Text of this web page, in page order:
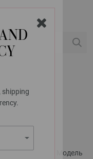
shipping
русском языке | Модель